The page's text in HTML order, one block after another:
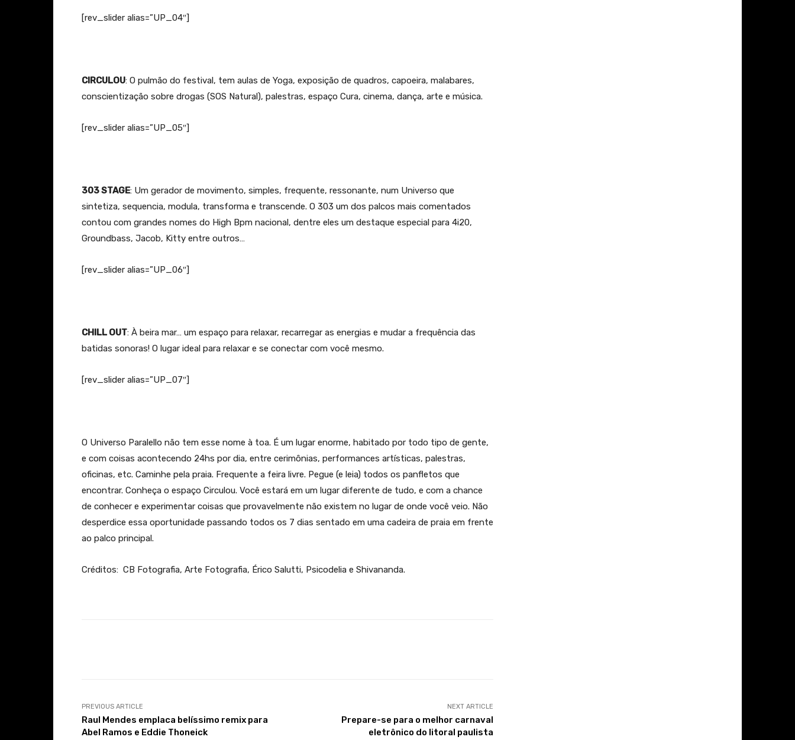
[rev_slider alias=”UP_04″]
CIRCULOU: O pulmão do festival, tem aulas de Yoga, exposição de quadros, capoeira, malabares,
conscientização sobre drogas (SOS Natural), palestras, espaço Cura, cinema, dança, arte e música.
[rev_slider alias=”UP_05″]
303 STAGE: Um gerador de movimento, simples, frequente, ressonante, num Universo que
sintetiza, sequencia, modula, transforma e transcende. O 303 um dos palcos mais comentados
contou com grandes nomes do High Bpm nacional, dentre eles um destaque especial para 4i20,
Groundbass, Jacob, Kitty entre outros…
[rev_slider alias=”UP_06″]
CHILL OUT: À beira mar… um espaço para relaxar, recarregar as energias e mudar a frequência das
batidas sonoras! O lugar ideal para relaxar e se conectar com você mesmo.
[rev_slider alias=”UP_07″]
O Universo Paralello não tem esse nome à toa. É um lugar enorme, habitado por todo tipo de gente,
e com coisas acontecendo 24hs por dia, entre cerimônias, performances artísticas, palestras,
oficinas, etc. Caminhe pela praia. Frequente a feira livre. Pegue (e leia) todos os panfletos que
encontrar. Conheça o espaço Circulou. Você estará em um lugar diferente de tudo, e com a chance
de conhecer e experimentar coisas que provavelmente não existem no lugar de onde você veio. Não
desperdice essa oportunidade passando todos os 7 dias sentado em uma cadeira de praia em frente
ao palco principal.
Créditos: CB Fotografia, Arte Fotografia, Érico Salutti, Psicodelia e Shivananda.
PREVIOUS ARTICLE
Raul Mendes emplaca belíssimo remix para
Abel Ramos e Eddie Thoneick
NEXT ARTICLE
Prepare-se para o melhor carnaval
eletrônico do litoral paulista